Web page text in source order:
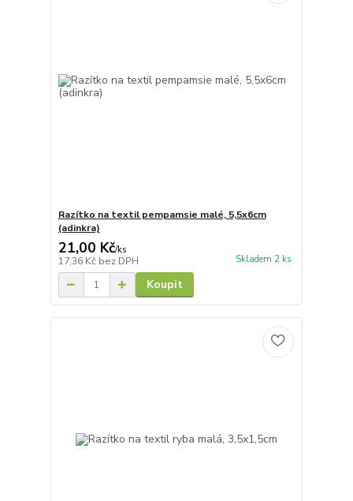
Razítko na textil pempamsie malé, 5,5x6cm
(adinkra)
21,00 Kč/ks
17,36 Kč bez DPH Skladem 2 ks
Koupit